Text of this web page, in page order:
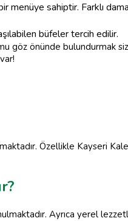
menüye sahiptir. Farklı
büfeler tercih edilir.
göz önünde bulundurmak
Özellikle Kayseri
Ayrıca yerel